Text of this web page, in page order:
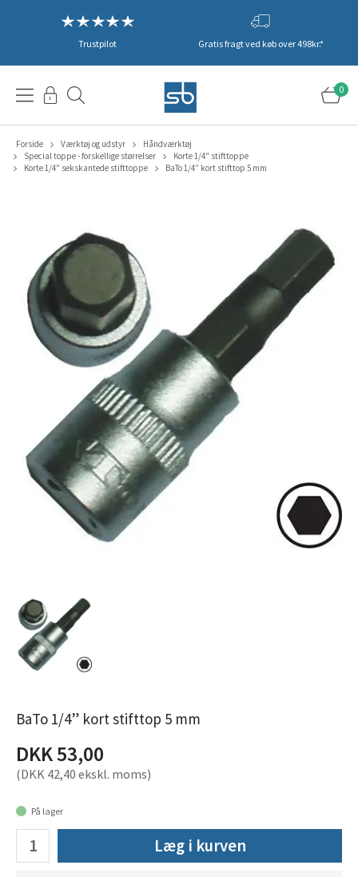
Trustpilot Gratis fragt ved køb over 498kr.*
0
Forside Værktøj og udstyr
Håndværktøj
Special toppe - forskellige størrelser
Korte 1/4" stifttoppe
Korte 1/4" sekskantede stifttoppe
BaTo 1/4” kort stifttop 5 mm
BaTo 1/4” kort stifttop 5 mm
DKK 53,00
(DKK 42,40 ekskl. moms)
På lager
Læg i kurven